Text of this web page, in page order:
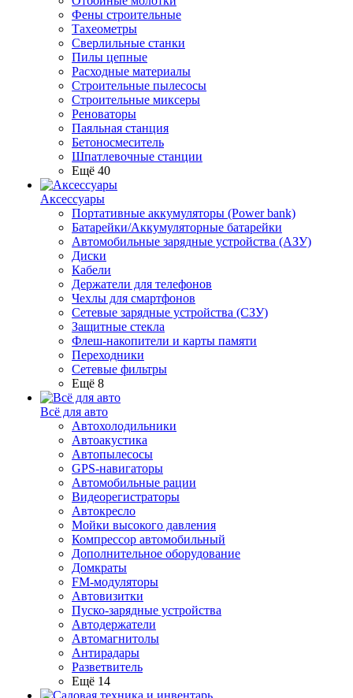
Фены строительные
Тахеометры
Сверлильные станки
Пилы цепные
Расходные материалы
Строительные пылесосы
Строительные миксеры
Реноваторы
Паяльная станция
Бетоносмеситель
Шпатлевочные станции
Ещё 40
Аксессуары
Портативные аккумуляторы (Power bank)
Батарейки/Аккумуляторные батарейки
Автомобильные зарядные устройства (АЗУ)
Диски
Кабели
Держатели для телефонов
Чехлы для смартфонов
Сетевые зарядные устройства (СЗУ)
Защитные стекла
Флеш-накопители и карты памяти
Переходники
Сетевые фильтры
Ещё 8
Всё для авто
Автохолодильники
Автоакустика
Автопылесосы
GPS-навигаторы
Автомобильные рации
Видеорегистраторы
Автокресло
Мойки высокого давления
Компрессор автомобильный
Дополнительное оборудование
Домкраты
FM-модуляторы
Автовизитки
Пуско-зарядные устройства
Автодержатели
Автомагнитолы
Антирадары
Разветвитель
Ещё 14